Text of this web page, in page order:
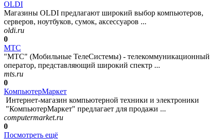
OLDI
Магазины OLDI предлагают широкий выбор компьютеров,
серверов, ноутбуков, сумок, аксессуаров ...
oldi.ru
0
МТС
"МТС" (Мобильные ТелеСистемы) - телекоммуникационный
оператор, представляющий широкий спектр ...
mts.ru
0
КомпьютерМаркет
Интернет-магазин компьютерной техники и электроники
"КомпьютерМаркет" предлагает для продажи ...
computermarket.ru
0
Посмотреть ещё